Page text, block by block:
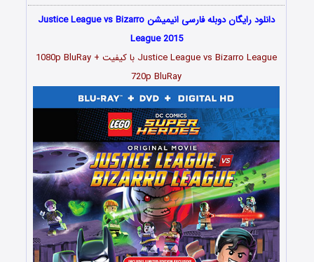
دانلود رایگان دوبله فارسی انیمیشن Justice League vs Bizarro
League 2015
Justice League vs Bizarro League با کیفیت 1080p BluRay +
720p BluRay